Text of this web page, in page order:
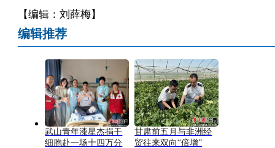
【编辑：刘薛梅】
编辑推荐
武山青年漆星杰捐干
细胞赴一场十四万分
甘肃前五月与非洲经
贸往来双向“倍增”